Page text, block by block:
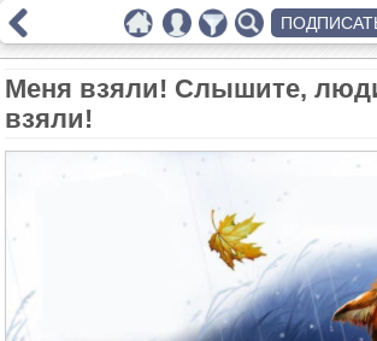
Меня взяли! Слышите,
взяли!